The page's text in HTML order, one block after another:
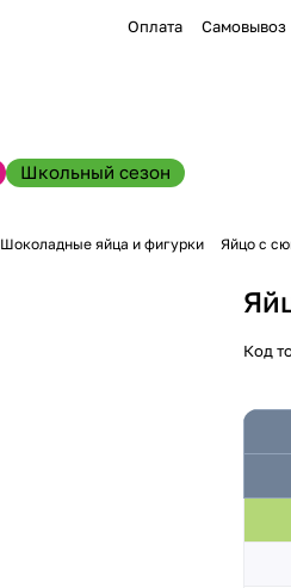
Оплата Самовывоз
Школьный сезон
Шоколадные яйца и фигурки Яйцо с
Код